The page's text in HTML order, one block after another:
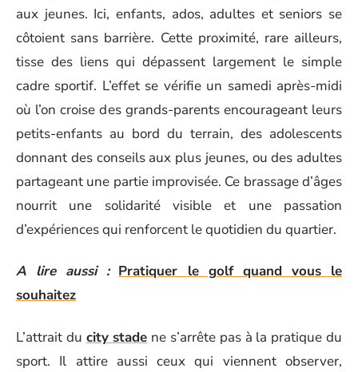
aux jeunes. Ici, enfants, ados, adultes et seniors se
côtoient sans barrière. Cette proximité, rare ailleurs,
tisse des liens qui dépassent largement le simple
cadre sportif. L’effet se vérifie un samedi après-midi
où l’on croise des grands-parents encourageant leurs
petits-enfants au bord du terrain, des adolescents
donnant des conseils aux plus jeunes, ou des adultes
partageant une partie improvisée. Ce brassage d’âges
nourrit une solidarité visible et une passation
d’expériences qui renforcent le quotidien du quartier.
A lire aussi : Pratiquer le golf quand vous le
souhaitez
L’attrait du city stade ne s’arrête pas à la pratique du
sport. Il attire aussi ceux qui viennent observer,